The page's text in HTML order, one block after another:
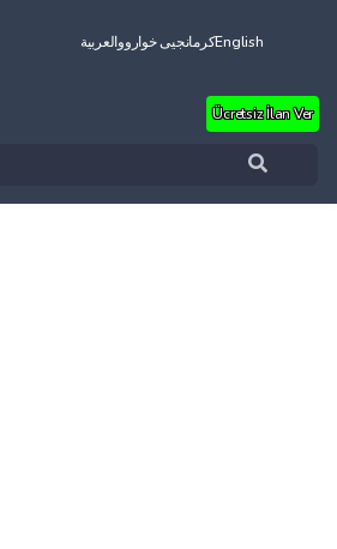
العربيةکرمانجیی خوارووEnglish
Ücretsiz İlan Ver